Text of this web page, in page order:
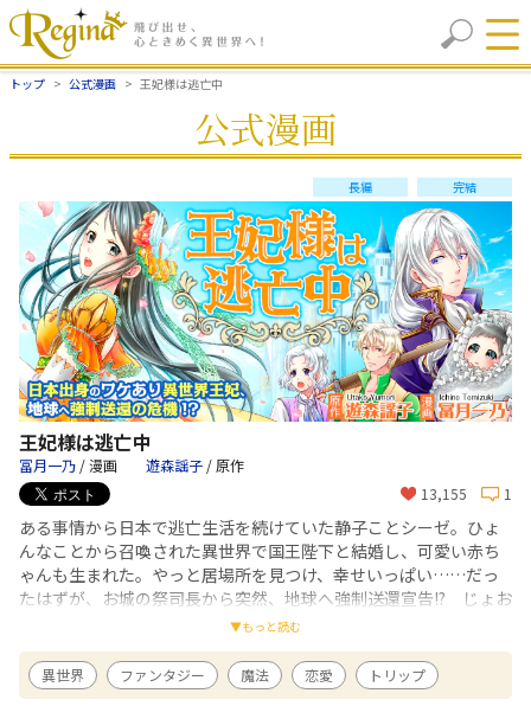
トップ 公式漫画 王妃様は逃亡中
公式漫画
長編 完結
王妃様は逃亡中
冨月一乃 / 漫画 遊森謡子 / 原作
13,155
1
ある事情から日本で逃亡生活を続けていた静子ことシーゼ。ひょ
んなことから召喚された異世界で国王陛下と結婚し、可愛い赤ち
ゃんも生まれた。やっと居場所を見つけ、幸せいっぱい……だっ
たはずが、お城の祭司長から突然、地球へ強制送還宣告!? じょお
っだんじゃない、帰るなんてまっぴらごめん！ 迫る悪の手を逃
れ、シーゼは城を飛び出したけど――？ ワケあり王妃の逃亡劇、待
望のコミカライズ！
▼もっと読む
異世界 ファンタジー 魔法 恋愛 トリップ